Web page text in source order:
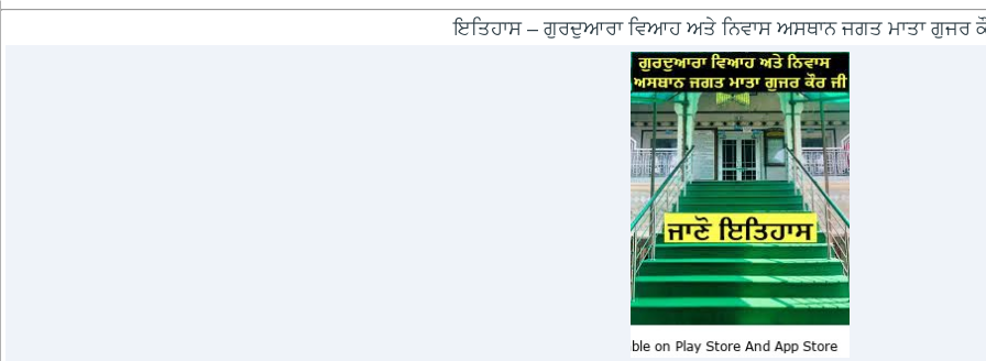
ਇਤਿਹਾਸ – ਗੁਰਦੁਆਰਾ ਵਿਆਹ ਅਤੇ ਨਿਵਾਸ ਅਸਥਾਨ ਜਗਤ ਮਾਤਾ ਗੁਜਰ